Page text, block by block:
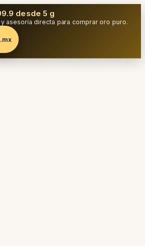
desde 5 g
asesoría directa para comprar oro puro.